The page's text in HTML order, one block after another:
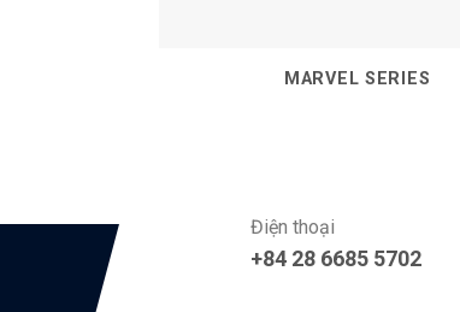
MARVEL SERIES
Điện thoại
+84 28 6685 5702